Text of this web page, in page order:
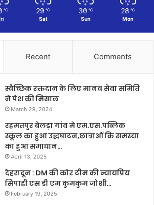
℃ 29 ℃
Sat
30 ℃
Sun
28 ℃
Mon
Recent Comments
स्वैच्छिक रक्तदान के लिए मानव सेवा समिति
ने पेश की मिसाल
March 29, 2024
रहमतपुर बेलड़ा गांव मे एम.एस.पब्लिक
स्कूल का हुआ उद्धघाटन,छात्राओं कि समस्या
का हुआ समाधान…
April 13, 2025
देहरादून : DM की कोर टीम की न्यायप्रिय
सिपाही एस डी एम कुमकुम जोशी…
February 19, 2025